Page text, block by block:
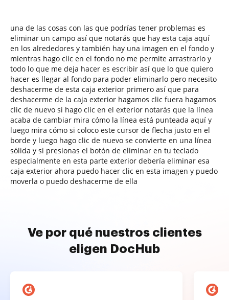
una de las cosas con las que podrías tener problemas es
eliminar un campo así que notarás que hay esta caja aquí
en los alrededores y también hay una imagen en el fondo y
mientras hago clic en el fondo no me permite arrastrarlo y
todo lo que me deja hacer es escribir así que lo que quiero
hacer es llegar al fondo para poder eliminarlo pero necesito
deshacerme de esta caja exterior primero así que para
deshacerme de la caja exterior hagamos clic fuera hagamos
clic de nuevo si hago clic en el exterior notarás que la línea
acaba de cambiar mira cómo la línea está punteada aquí y
luego mira cómo si coloco este cursor de flecha justo en el
borde y luego hago clic de nuevo se convierte en una línea
sólida y si presionas el botón de eliminar en tu teclado
especialmente en esta parte exterior debería eliminar esa
caja exterior ahora puedo hacer clic en esta imagen y puedo
moverla o puedo deshacerme de ella
Ve por qué nuestros clientes
eligen DocHub